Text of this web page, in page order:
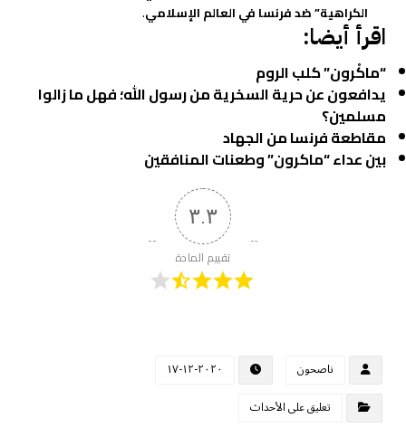
الكراهية” ضد فرنسا في العالم الإسلامي.
اقرأ أيضا:
“ماكْرون” كلب الروم
يدافعون عن حرية السخرية من رسول الله؛ فهل ما زالوا
مسلمين؟
مقاطعة فرنسا من الجهاد
بين عداء “ماكرون” وطعنات المنافقين
٣.٣
تقييم المادة
ناصحون
٢٠٢٠-١٢-١٧
تعليق على الأحداث